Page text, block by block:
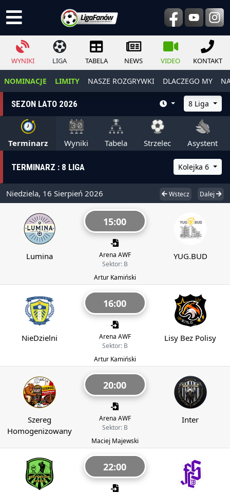
WYNIKI LIGA TABELA NEWS VIDEO KONTAKT
NOMINACJE LIMITY NASZE ROZGRYWKI DLACZEGO MY
SEZON LATO 2026 8 Liga
Terminarz Wyniki Tabela Strzelec Asystent
TERMINARZ : 8 LIGA Kolejka 6
Niedziela, 16 Sierpień 2026 Wstecz Dalej
Lumina
15:00
Arena AWF
Sektor: B
Artur Kamiński
YUG.BUD
NieDzielni
16:00
Arena AWF
Sektor: B
Artur Kamiński
Lisy Bez Polisy
Szereg
Homogenizowany
20:00
Arena AWF
Sektor: B
Maciej Majewski
Inter
22:00